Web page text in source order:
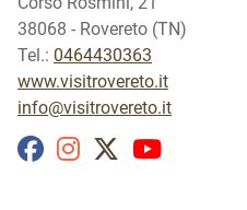
38068 - Rovereto (TN)
Tel.: 0464430363
www.visitrovereto.it
info@visitrovereto.it